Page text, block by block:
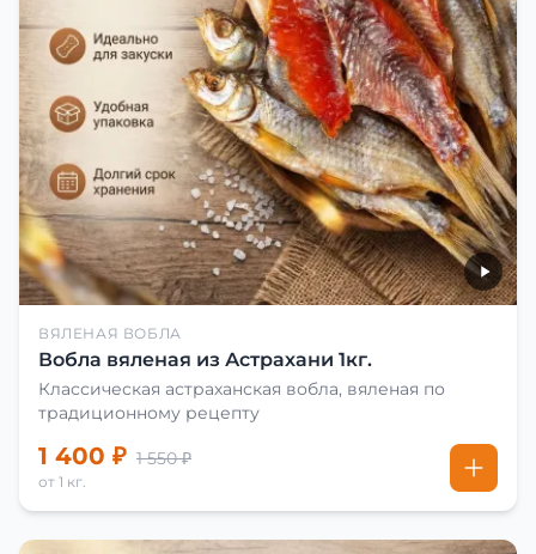
ВЯЛЕНАЯ ВОБЛА
Вобла вяленая из Астрахани 1кг.
Классическая астраханская вобла, вяленая по
традиционному рецепту
1 400 ₽ 1 550 ₽
от 1 кг.